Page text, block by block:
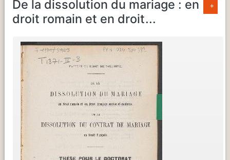
De la dissolution du mariage : en
droit romain et en droit...
+